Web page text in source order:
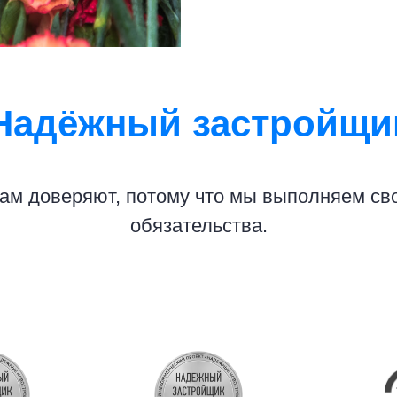
доверяют, потому что мы выполняем
обязательства.